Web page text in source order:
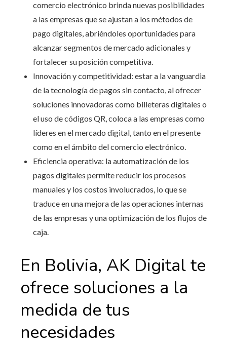
comercio electrónico brinda nuevas posibilidades
a las empresas que se ajustan a los métodos de
pago digitales, abriéndoles oportunidades para
alcanzar segmentos de mercado adicionales y
fortalecer su posición competitiva.
Innovación y competitividad: estar a la vanguardia
de la tecnología de pagos sin contacto, al ofrecer
soluciones innovadoras como billeteras digitales o
el uso de códigos QR, coloca a las empresas como
líderes en el mercado digital, tanto en el presente
como en el ámbito del comercio electrónico.
Eficiencia operativa: la automatización de los
pagos digitales permite reducir los procesos
manuales y los costos involucrados, lo que se
traduce en una mejora de las operaciones internas
de las empresas y una optimización de los flujos de
caja.
En Bolivia, AK Digital te
ofrece soluciones a la
medida de tus
necesidades